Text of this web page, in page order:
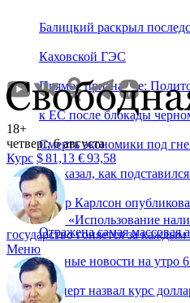
Балицкий раскрыл
Каховской ГЭС
Прямое признание:
к ЕС после блокады
Смерть экономики под
рассказал, как
Такер Карлсон
Отражена самая массовая
Главные новости на утро 6
Эксперт назвал курс
18+
четверг, 6 августа
Курс $81,13 €93,58
«Использование
государство гоняется за
Меню